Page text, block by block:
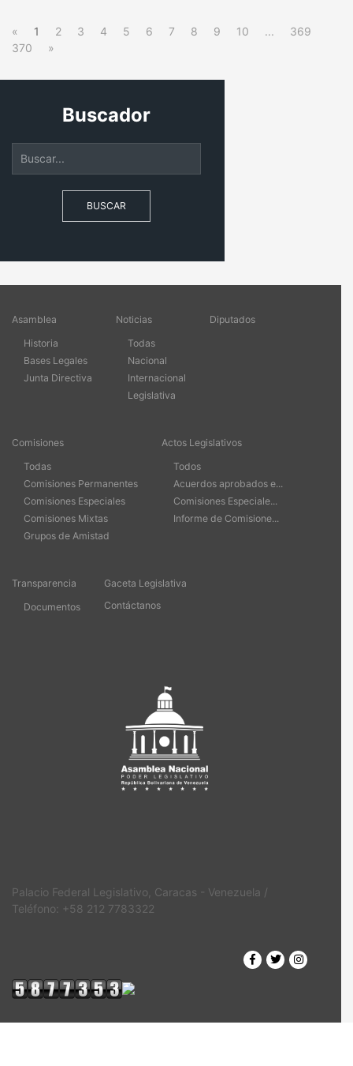
« 1 2 3 4 5 6 7 8 9 10 ...
369
370
»
Buscador
BUSCAR
Asamblea
Historia
Bases Legales
Junta Directiva
Noticias
Todas
Nacional
Internacional
Legislativa
Diputados
Comisiones
Todas
Comisiones Permanentes
Comisiones Especiales
Comisiones Mixtas
Grupos de Amistad
Actos Legislativos
Todos
Acuerdos aprobados e...
Comisiones Especiale...
Informe de Comisione...
Transparencia
Documentos
Gaceta Legislativa
Contáctanos
Palacio Federal Legislativo, Caracas - Venezuela /
Teléfono: +58 212 7783322